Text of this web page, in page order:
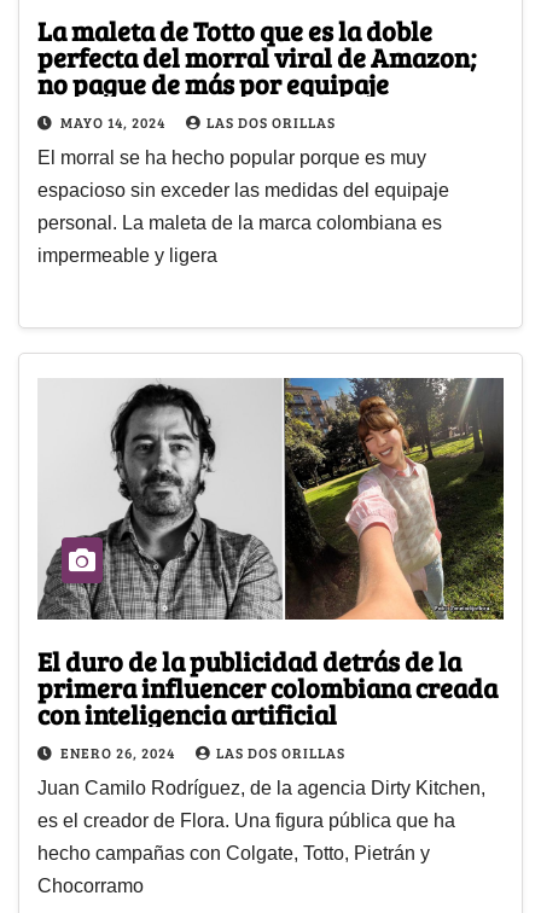
La maleta de Totto que es la doble
perfecta del morral viral de Amazon;
no pague de más por equipaje
MAYO 14, 2024 LAS DOS ORILLAS
El morral se ha hecho popular porque es muy
espacioso sin exceder las medidas del equipaje
personal. La maleta de la marca colombiana es
impermeable y ligera
El duro de la publicidad detrás de la
primera influencer colombiana creada
con inteligencia artificial
ENERO 26, 2024 LAS DOS ORILLAS
Juan Camilo Rodríguez, de la agencia Dirty Kitchen,
es el creador de Flora. Una figura pública que ha
hecho campañas con Colgate, Totto, Pietrán y
Chocorramo